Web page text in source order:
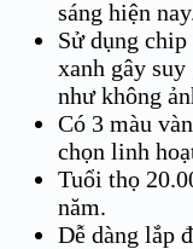
sáng hiện
Sử dụng
xanh gây
như không
Có 3 màu
chọn linh
Tuổi thọ
năm.
Dễ dàng lắp